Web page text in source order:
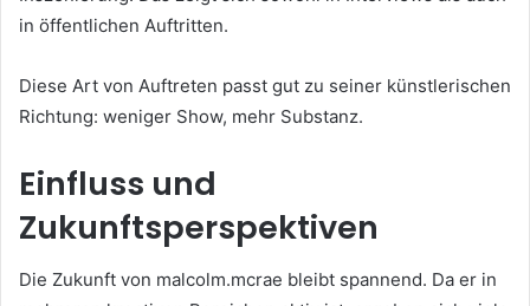
in öffentlichen Auftritten.
Diese Art von Auftreten passt gut zu seiner künstlerischen
Richtung: weniger Show, mehr Substanz.
Einfluss und
Zukunftsperspektiven
Die Zukunft von malcolm.mcrae bleibt spannend. Da er in